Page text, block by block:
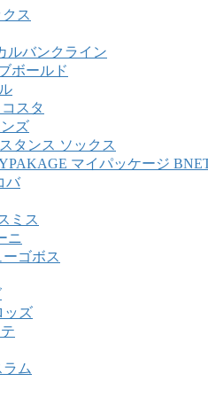
ス
ルバンクライン
ボールド
スタ
ズ
タンス ソックス
マイパッケージ
バ
ミス
ニ
ーゴボス
ッズ
ム